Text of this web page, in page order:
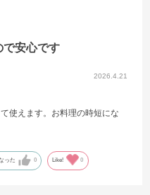
2026.4.21
で安心です
えます。お料理の時短にな
った 0 Like! 0